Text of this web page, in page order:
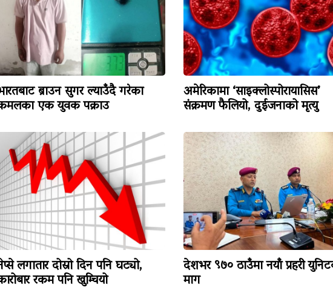
ब्राउन सुगर ल्याउँदै गरेका
एक युवक पक्राउ
अमेरिकामा ‘साइक्लोस्पोरायासिस’
संक्रमण फैलियो, दुईजनाको मृत्यु
लगातार दोस्रो दिन पनि घट्यो,
रकम पनि खुम्चियो
देशभर ९७० ठाउँमा नयाँ प्रहरी
माग